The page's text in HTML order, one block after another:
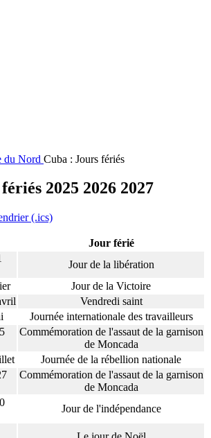
du Nord Cuba : Jours fériés
2025 2026 2027
(.ics)
Jour férié
Jour de la libération
Jour de la Victoire
Vendredi saint
Journée internationale des travailleurs
Commémoration de l'assaut de la garnison
de Moncada
Journée de la rébellion nationale
Commémoration de l'assaut de la garnison
de Moncada
Jour de l'indépendance